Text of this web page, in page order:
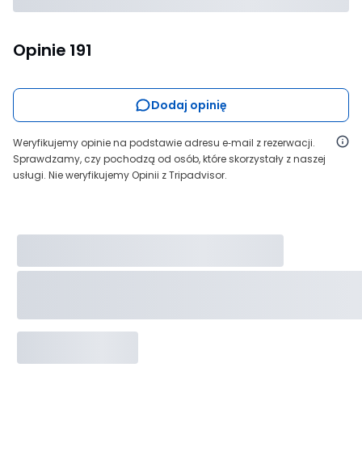
Opinie 191
Dodaj opinię
Weryfikujemy opinie na podstawie adresu e‑mail z rezerwacji.
Sprawdzamy, czy pochodzą od osób, które skorzystały z naszej
usługi. Nie weryfikujemy Opinii z Tripadvisor.